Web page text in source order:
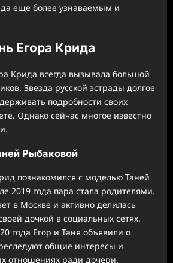
еще более узнаваемым и
Егора Крида
Крида всегда вызывала большой
Звезда русской эстрады долгое
подробности своих
Однако сейчас многое известно
Рыбаковой
познакомился с моделью Таней
2019 года пара стала родителями.
в Москве и активно делилась
дочкой в социальных сетях.
года Егор и Таня объявили о
общие интересы и
отношениях ради дочери.